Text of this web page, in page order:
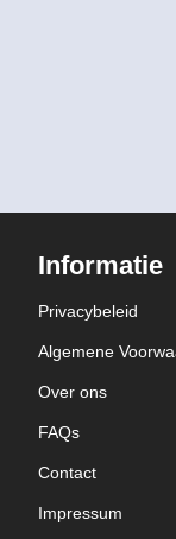
Informatie
Privacybeleid
Algemene
Over ons
FAQs
Contact
Impressum